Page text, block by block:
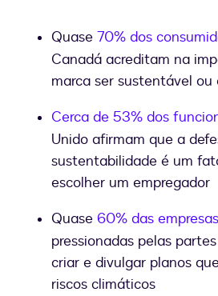
Quase 70% dos
Canadá acreditam na
marca ser sustentável ou
Cerca de 53% dos
Unido afirmam que a
sustentabilidade é um
escolher um empregador
Quase 60% das empresas
pressionadas pelas
criar e divulgar planos
riscos climáticos